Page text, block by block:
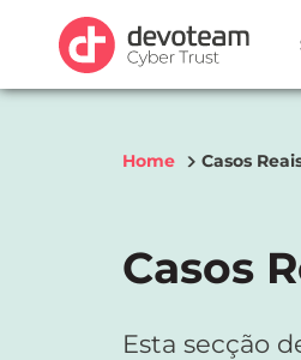
Home Casos
Casos
Esta secção